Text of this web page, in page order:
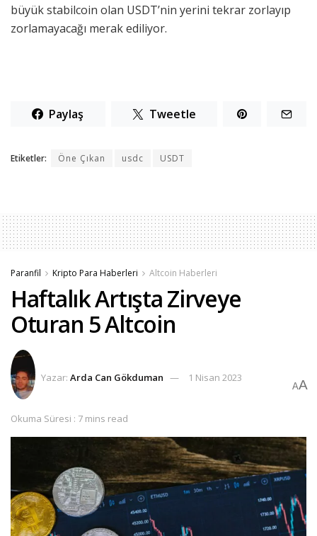
büyük stabilcoin olan USDT’nin yerini tekrar zorlayıp
zorlamayacağı merak ediliyor.
Paylaş Tweetle
Etiketler: Öne Çıkan usdc USDT
Paranfil Kripto Para Haberleri Altcoin Haberleri
Haftalık Artışta Zirveye
Oturan 5 Altcoin
Yazar: Arda Can Gökduman 1 Nisan 2023
Okuma Süresi : 7 mins read
AA